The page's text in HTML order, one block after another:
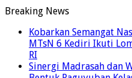
Breaking News
Kobarkan Semangat
MTsN 6 Kediri Ikuti
RI
Sinergi Madrasah dan